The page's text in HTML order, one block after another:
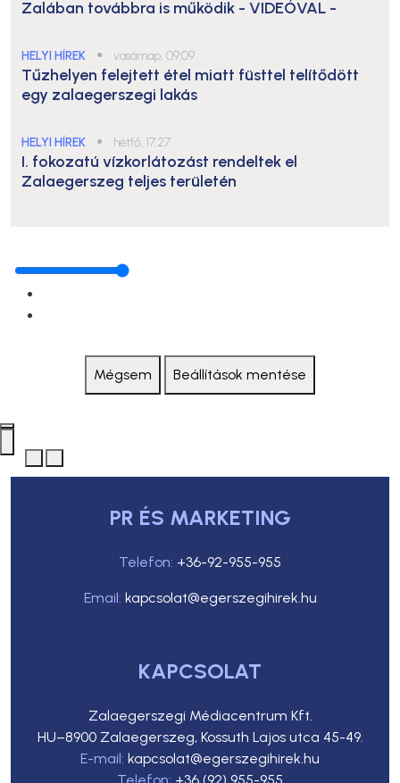
Zalában továbbra is működik - VIDEÓVAL -
HELYI HÍREK ● vasárnap, 09:09
Tűzhelyen felejtett étel miatt füsttel telítődött
egy zalaegerszegi lakás
HELYI HÍREK ● hétfő, 17:27
I. fokozatú vízkorlátozást rendeltek el
Zalaegerszeg teljes területén
Mégsem Beállítások mentése
PR ÉS MARKETING
Telefon: +36-92-955-955
Email: kapcsolat@egerszegihirek.hu
KAPCSOLAT
Zalaegerszegi Médiacentrum Kft.
HU–8900 Zalaegerszeg, Kossuth Lajos utca 45-49.
E-mail: kapcsolat@egerszegihirek.hu